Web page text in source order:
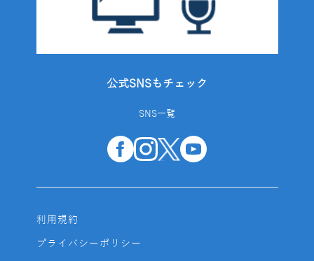
公式SNSもチェック
SNS一覧
利用規約
プライバシーポリシー